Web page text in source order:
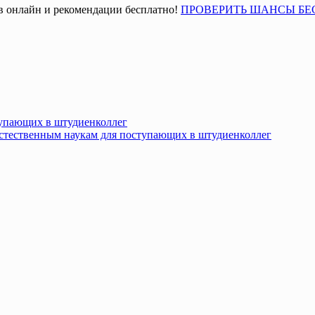
онлайн и рекомендации бесплатно! ПРОВЕРИТЬ ШАНСЫ
в штудиенколлег
наукам для поступающих в штудиенколлег